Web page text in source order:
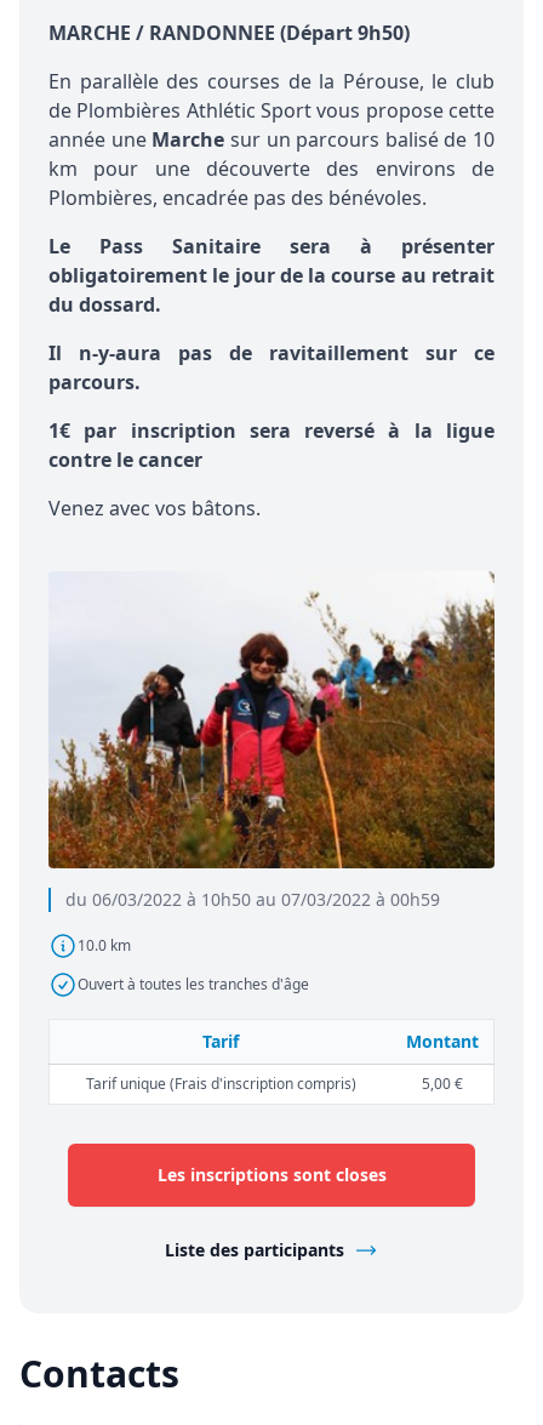
du 06/03/2022 à 10h50 au 07/03/2022 à 00h59
10.0 km
Ouvert à toutes les tranches d'âge
MARCHE / RANDONNEE (Départ 9h50)
En parallèle des courses de la Pérouse, le club
de Plombières Athlétic Sport vous propose cette
année une Marche sur un parcours balisé de 10
km pour une découverte des environs de
Plombières, encadrée pas des bénévoles.
Le Pass Sanitaire sera à présenter
obligatoirement le jour de la course au retrait
du dossard.
Il n-y-aura pas de ravitaillement sur ce
parcours.
1€ par inscription sera reversé à la ligue
contre le cancer
Venez avec vos bâtons.
Tarif Montant
Tarif unique (Frais d'inscription compris) 5,00 €
Les inscriptions sont closes
Liste des participants
Contacts